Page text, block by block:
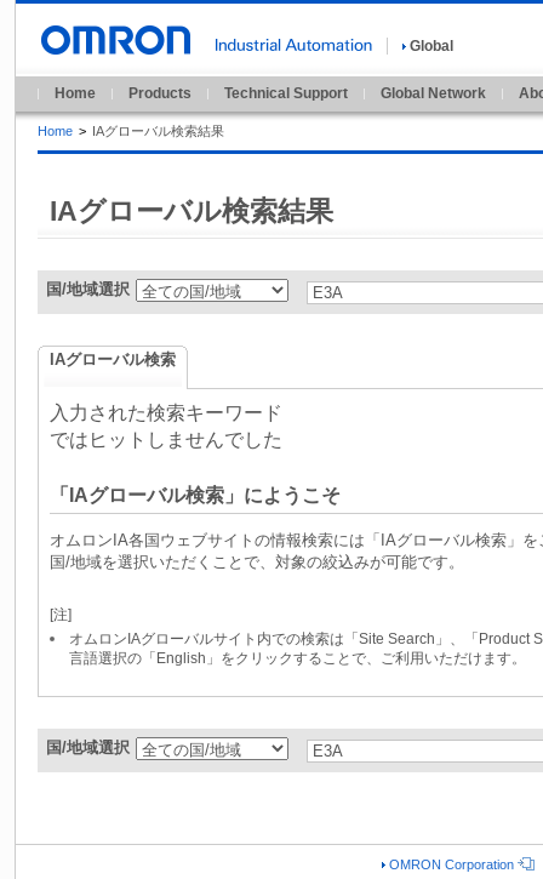
Global
Home Products Technical Support Global Network
Home > IAグローバル検索結果
IAグローバル検索結果
国/地域選択
IAグローバル検索
入力された検索キーワード
ではヒットしませんでした
「IAグローバル検索」にようこそ
オムロンIA各国ウェブサイトの情報検索には「IAグローバル検索」
国/地域を選択いただくことで、対象の絞込みが可能です。
[注]
オムロンIAグローバルサイト内での検索は「Site Search」、「Product
言語選択の「English」をクリックすることで、ご利用いただけます。
国/地域選択
OMRON Corporation